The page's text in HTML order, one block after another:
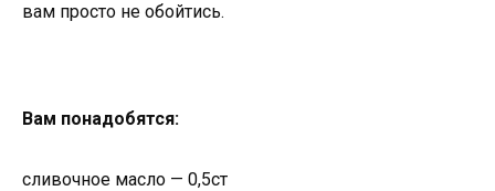
вам просто не обойтись.
Вам понадобятся:
сливочное масло — 0,5ст